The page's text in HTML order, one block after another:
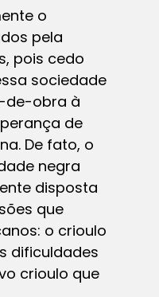
o
pela
pois cedo
sociedade
de-obra à
de
De fato, o
negra
disposta
que
o crioulo
dificuldades
crioulo que